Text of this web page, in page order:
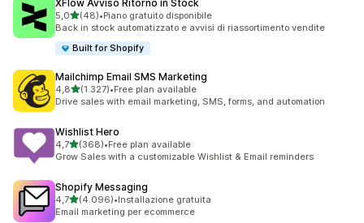
XFlow Avviso Ritorno in Stock
5,0stelle su 5
(48)
48 recensioni totali
•Piano gratuito disponibile
Back in stock automatizzato e avvisi di riassortimento vendite
Built for Shopify
Mailchimp Email SMS Marketing
4,8stelle su 5
(1.327)
1327 recensioni totali
•Free plan available
Drive sales with email marketing, SMS, forms, and automation
Wishlist Hero
4,7stelle su 5
(368)
368 recensioni totali
•Free plan available
Grow Sales with a customizable Wishlist & Email reminders
Shopify Messaging
4,7stelle su 5
(4.096)
4096 recensioni totali
•Installazione gratuita
Email marketing per ecommerce